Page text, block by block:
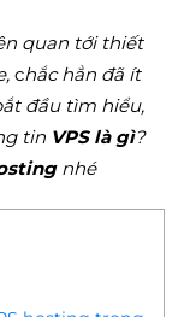
quan tới thiết
chắc hẳn đã ít
đầu tìm hiểu,
tin VPS là gì?
nhé